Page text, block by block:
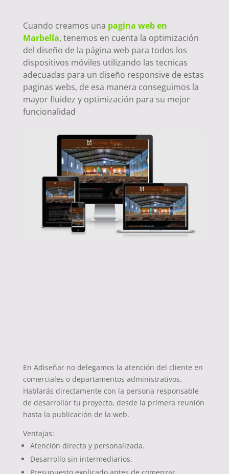
Cuando creamos una pagina web en
Marbella, tenemos en cuenta la optimización
del diseño de la página web para todos los
dispositivos móviles utilizando las tecnicas
adecuadas para un diseño responsive de estas
paginas webs, de esa manera conseguimos la
mayor fluidez y optimización para su mejor
funcionalidad
En Adiseñar no delegamos la atención del cliente en
comerciales o departamentos administrativos.
Hablarás directamente con la persona responsable
de desarrollar tu proyecto, desde la primera reunión
hasta la publicación de la web.
Ventajas:
Atención directa y personalizada.
Desarrollo sin intermediarios.
Presupuesto explicado antes de comenzar.